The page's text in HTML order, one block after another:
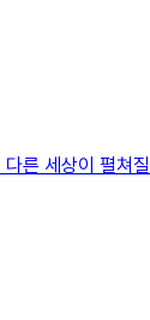
다른 세상이